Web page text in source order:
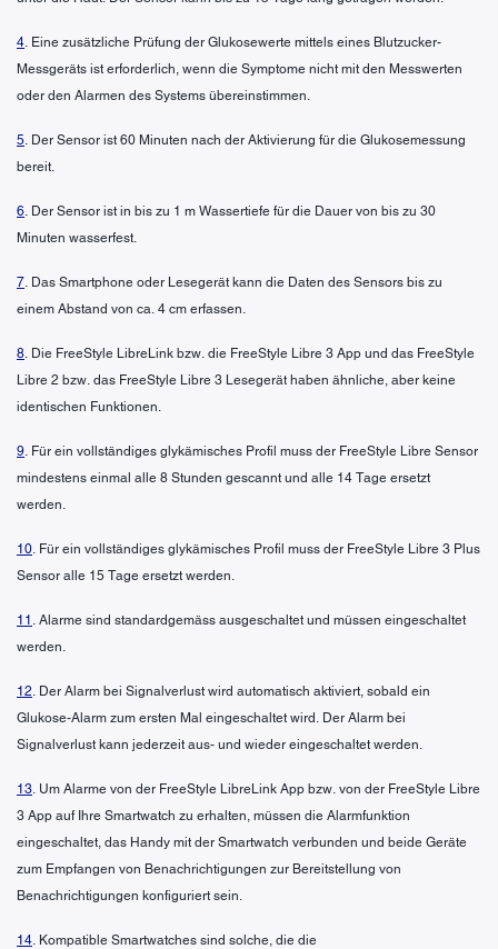
4. Eine zusätzliche Prüfung der Glukosewerte mittels eines Blutzucker-
Messgeräts ist erforderlich, wenn die Symptome nicht mit den Messwerten
oder den Alarmen des Systems übereinstimmen.
5. Der Sensor ist 60 Minuten nach der Aktivierung für die Glukosemessung
bereit.
6. Der Sensor ist in bis zu 1 m Wassertiefe für die Dauer von bis zu 30
Minuten wasserfest.
7. Das Smartphone oder Lesegerät kann die Daten des Sensors bis zu
einem Abstand von ca. 4 cm erfassen.
8. Die FreeStyle LibreLink bzw. die FreeStyle Libre 3 App und das FreeStyle
Libre 2 bzw. das FreeStyle Libre 3 Lesegerät haben ähnliche, aber keine
identischen Funktionen.
9. Für ein vollständiges glykämisches Profil muss der FreeStyle Libre Sensor
mindestens einmal alle 8 Stunden gescannt und alle 14 Tage ersetzt
werden.
10. Für ein vollständiges glykämisches Profil muss der FreeStyle Libre 3 Plus
Sensor alle 15 Tage ersetzt werden.
11 . Alarme sind standardgemäss ausgeschaltet und müssen eingeschaltet
werden.
12. Der Alarm bei Signalverlust wird automatisch aktiviert, sobald ein
Glukose-Alarm zum ersten Mal eingeschaltet wird. Der Alarm bei
Signalverlust kann jederzeit aus- und wieder eingeschaltet werden.
13. Um Alarme von der FreeStyle LibreLink App bzw. von der FreeStyle Libre
3 App auf Ihre Smartwatch zu erhalten, müssen die Alarmfunktion
eingeschaltet, das Handy mit der Smartwatch verbunden und beide Geräte
zum Empfangen von Benachrichtigungen zur Bereitstellung von
Benachrichtigungen konfiguriert sein.
14. Kompatible Smartwatches sind solche, die die